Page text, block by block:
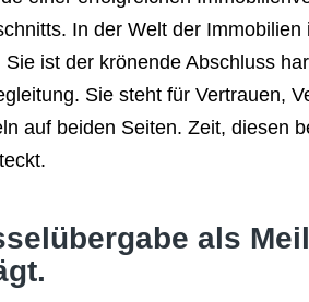
In der Welt der
ist der krönende Abschluss
Sie steht für Vertrauen,
auf beiden Seiten. Zeit, diesen
als